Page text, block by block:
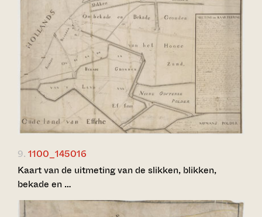
9. 1100_145016
Kaart van de uitmeting van de slikken, blikken,
bekade en …